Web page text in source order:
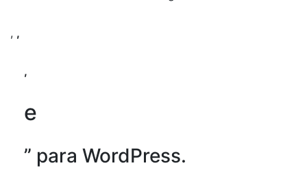
, ,
,
e
” para WordPress.